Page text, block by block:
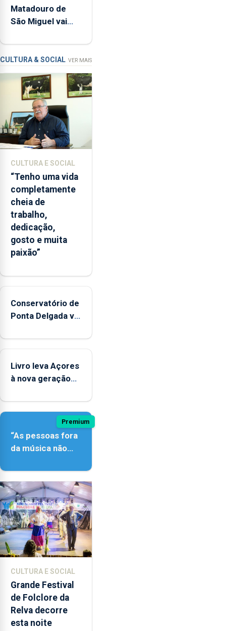
permitindo
reforçar
condições
de
ensino
instituição
Matadouro de
São Miguel vai
requalificação
CULTURA & SOCIAL VER MAIS
CULTURA E SOCIAL
“Tenho uma vida
completamente
cheia de
trabalho,
dedicação,
gosto e muita
paixão”
Conservatório de
Ponta Delgada vai
novos
Livro leva Açores
à nova geração
Premium
“As pessoas fora
da música não
quão difícil é
produzir uma
música”
CULTURA E SOCIAL
Grande Festival
de Folclore da
Relva decorre
esta noite